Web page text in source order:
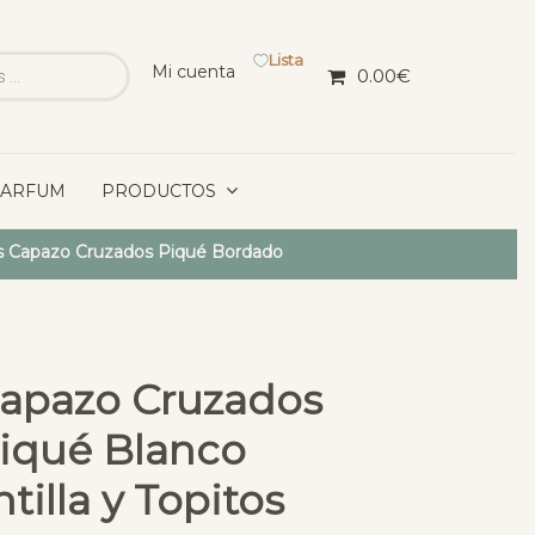
Mi cuenta
Lista
0.00€
PRODUCTOS
Capazo Cruzados Piqué Bordado
Cruzados
Blanco
y Topitos